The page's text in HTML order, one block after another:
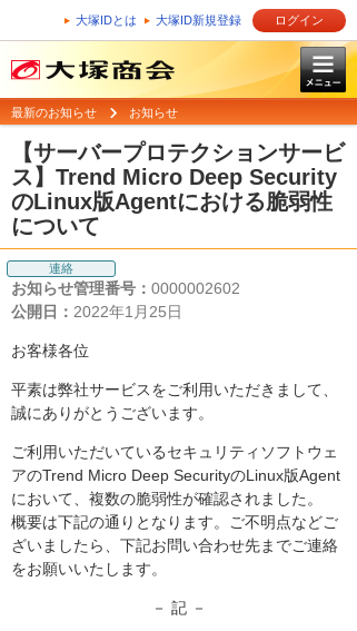
大塚IDとは 大塚ID新規登録 ログイン
最新のお知らせ お知らせ
【サーバープロテクションサービ
ス】Trend Micro Deep Security
のLinux版Agentにおける脆弱性
について
連絡
お知らせ管理番号： 0000002602
公開日： 2022年1月25日
お客様各位
平素は弊社サービスをご利用いただきまして、
誠にありがとうございます。
ご利用いただいているセキュリティソフトウェ
アのTrend Micro Deep SecurityのLinux版Agent
において、複数の脆弱性が確認されました。
概要は下記の通りとなります。ご不明点などご
ざいましたら、下記お問い合わせ先までご連絡
をお願いいたします。
－ 記 －